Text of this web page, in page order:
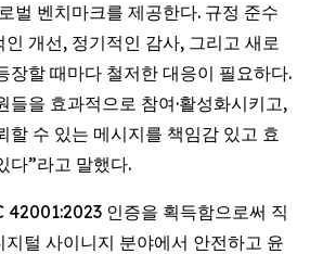
벌 벤치마크를 제공한다. 규정 준수
개선, 정기적인 감사, 그리고 새로
장할 때마다 철저한 대응이 필요하다.
들을 효과적으로 참여·활성화시키고,
할 수 있는 메시지를 책임감 있고 효
다”라고 말했다.
인증을 획득함으로써 직
털 사이니지 분야에서 안전하고 윤